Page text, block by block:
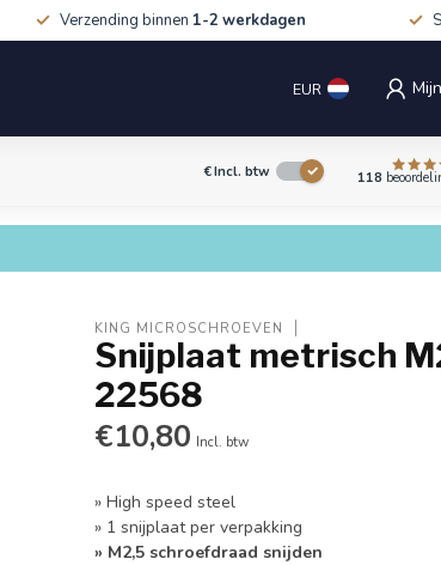
Verzending binnen 1-2 werkdagen
EUR
€Incl. btw 118
KING MICROSCHROEVEN
Snijplaat metrisch
22568
€10,80 Incl. btw
» High speed steel
» 1 snijplaat per verpakking
» M2,5 schroefdraad snijden